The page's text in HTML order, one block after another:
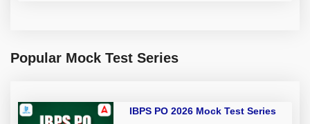
Popular Mock Test Series
IBPS PO 2026 Mock Test Series